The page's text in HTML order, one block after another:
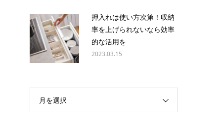
押入れは使い方次第！収納
率を上げられないなら効率
的な活用を
2023.03.15
月を選択